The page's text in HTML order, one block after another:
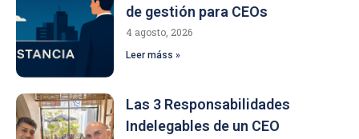
de gestión para CEOs
4 agosto, 2026
Leer máss »
Las 3 Responsabilidades
Indelegables de un CEO